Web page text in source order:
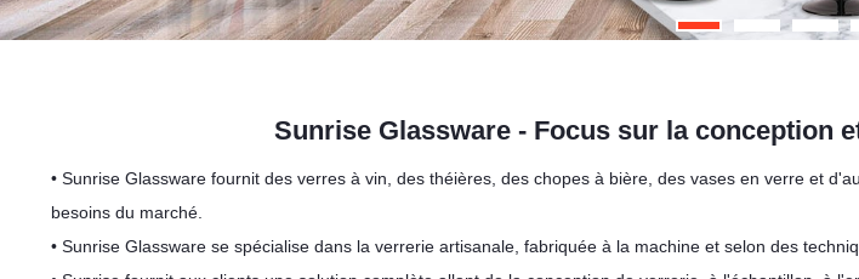
Sunrise Glassware - Focus sur la conception
• Sunrise Glassware fournit des verres à vin, des théières, des chopes à bière, des vases en verre et
besoins du marché.
• Sunrise Glassware se spécialise dans la verrerie artisanale, fabriquée à la machine et selon des